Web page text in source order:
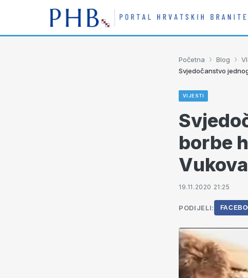
Početna › Blog ›
Svjedočanstvo
VIJESTI
borbe
19.11.2020 21:25
PODIJELI: